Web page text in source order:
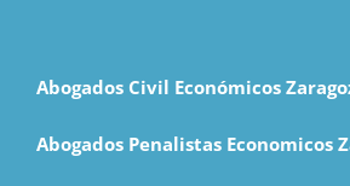
Abogados Civil Económicos
Abogados Penalistas Economicos